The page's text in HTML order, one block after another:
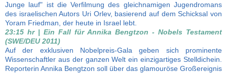
Junge lauf" ist die Verfilmung des gleichnamigen Jugendromans
des israelischen Autors Uri Orlev, basierend auf dem Schicksal von
Yoram Friedman, der heute in Israel lebt.
23:15 hr | Ein Fall für Annika Bengtzon - Nobels Testament
(SWE/DEU 2011)
Auf der exklusiven Nobelpreis-Gala geben sich prominente
Wissenschaftler aus der ganzen Welt ein einzigartiges Stelldichein.
Reporterin Annika Bengtzon soll über das glamouröse Großereignis